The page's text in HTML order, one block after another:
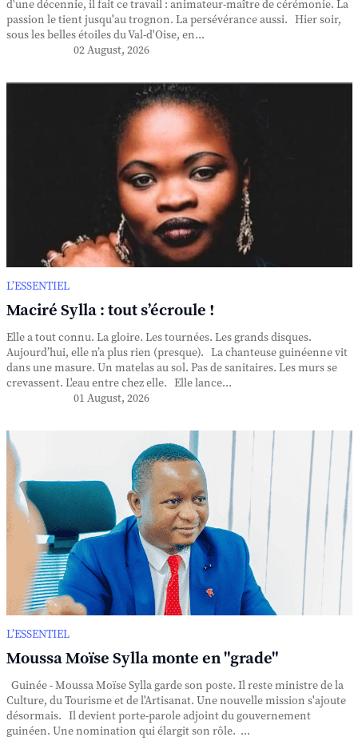
d'une décennie, il fait ce travail : animateur-maître de cérémonie. La
passion le tient jusqu'au trognon. La persévérance aussi. Hier soir,
sous les belles étoiles du Val-d'Oise, en...
02 August, 2026
L’ESSENTIEL
Maciré Sylla : tout s’écroule !
Elle a tout connu. La gloire. Les tournées. Les grands disques.
Aujourd’hui, elle n’a plus rien (presque). La chanteuse guinéenne vit
dans une masure. Un matelas au sol. Pas de sanitaires. Les murs se
crevassent. L'eau entre chez elle. Elle lance...
01 August, 2026
L’ESSENTIEL
Moussa Moïse Sylla monte en "grade"
Guinée - Moussa Moïse Sylla garde son poste. Il reste ministre de la
Culture, du Tourisme et de l'Artisanat. Une nouvelle mission s'ajoute
désormais. Il devient porte-parole adjoint du gouvernement
guinéen. Une nomination qui élargit son rôle. ...